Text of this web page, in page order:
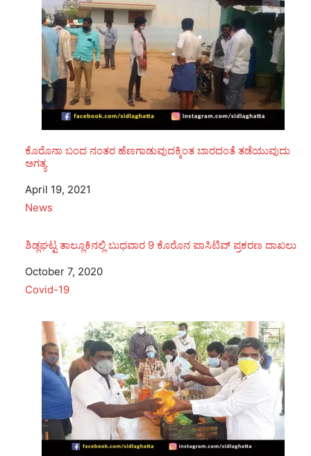
ಕೊರೊನಾ ಬಂದ ನಂತರ ಹೆಣಗಾಡುವುದಕ್ಕಿಂತ ಬಾರದಂತೆ ತಡೆಯುವುದು
ಅಗತ್ಯ
Date
April 19, 2021
In relation to
News
ಶಿಡ್ಲಘಟ್ಟ ತಾಲ್ಲೂಕಿನಲ್ಲಿ ಬುಧವಾರ 9 ಕೊರೊನ ಪಾಸಿಟಿವ್ ಪ್ರಕರಣ ದಾಖಲು
Date
October 7, 2020
In relation to
Covid-19